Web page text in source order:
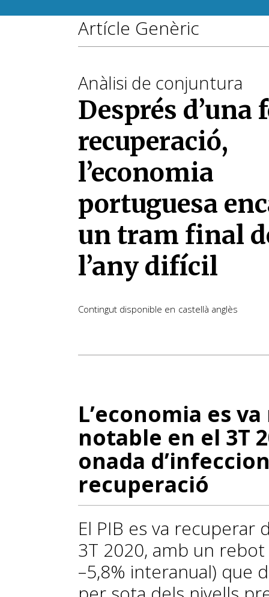
Artícle Genèric
Anàlisi de conjuntura
Després d’una
recuperació,
l’economia
portuguesa
un tram final
l’any difícil
Contingut disponible en castellà anglès
L’economia es
notable en el 3T
onada
recuperació
El PIB es va
3T 2020, amb un
–5,8% inter­­anual) que